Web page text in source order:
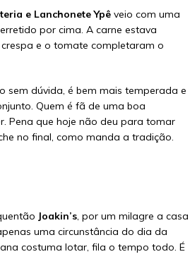
e Lanchonete Ypê veio com uma
por cima. A carne estava
e o tomate completaram o
sem dúvida, é bem mais temperada e
Quem é fã de uma boa
Pena que hoje não deu para tomar
no final, como manda a tradição.
Joakin’s, por um milagre a casa
uma circunstância do dia da
costuma lotar, fila o tempo todo. É